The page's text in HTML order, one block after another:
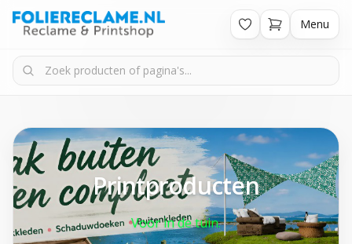
Menu
Printproducten
Voor in de tuin.